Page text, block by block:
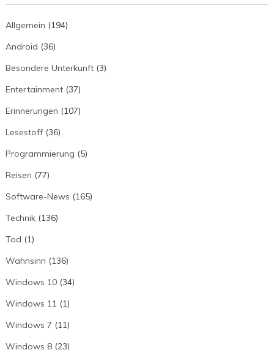
Allgemein (194)
Android (36)
Besondere Unterkunft(3)
Entertainment(37)
Erinnerungen (107)
Lesestoff(36)
Programmierung (5)
Reisen (77)
Software-News (165)
Technik(136)
Tod (1)
Wahnsinn (136)
Windows 10(34)
Windows 11(1)
Windows 7 (11)
Windows 8(23)